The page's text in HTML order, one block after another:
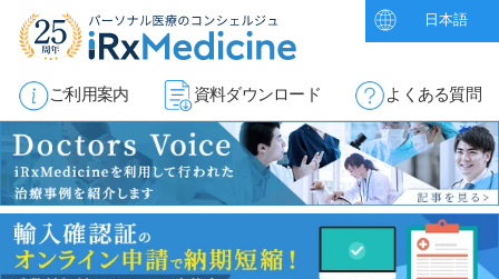
日本語
ご利用案内 資料ダウンロード よくある質問